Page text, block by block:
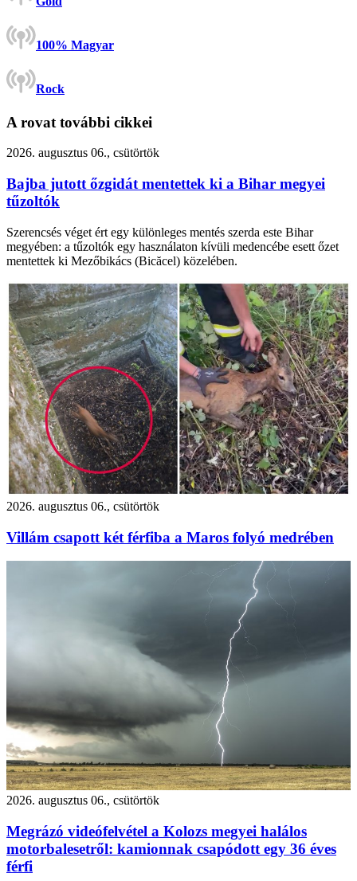
100% Magyar
Rock
A rovat további cikkei
2026. augusztus 06., csütörtök
Bajba jutott őzgidát mentettek ki a Bihar megyei
tűzoltók
Szerencsés véget ért egy különleges mentés szerda este Bihar
megyében: a tűzoltók egy használaton kívüli medencébe esett őzet
mentettek ki Mezőbikács (Bicăcel) közelében.
2026. augusztus 06., csütörtök
Villám csapott két férfiba a Maros folyó medrében
2026. augusztus 06., csütörtök
Megrázó videófelvétel a Kolozs megyei halálos
motorbalesetről: kamionnak csapódott egy 36 éves
férfi